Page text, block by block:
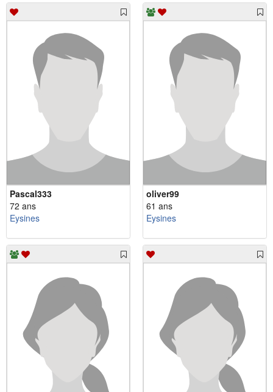
Pascal333
72 ans
Eysines
oliver99
61 ans
Eysines